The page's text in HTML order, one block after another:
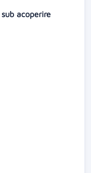
acoperire